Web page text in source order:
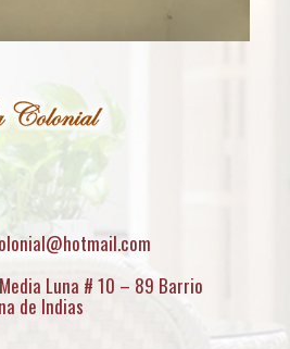
Luna # 10 – 89 Barrio
de Indias